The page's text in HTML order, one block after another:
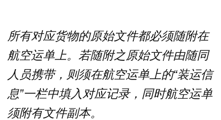
所有对应货物的原始文件都必须随附在
航空运单上。若随附之原始文件由随同
人员携带，则须在航空运单上的“装运信
息”一栏中填入对应记录，同时航空运单
须附有文件副本。